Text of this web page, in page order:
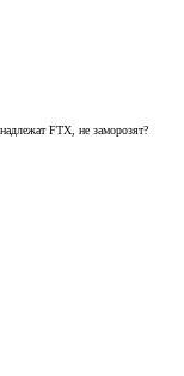
FTX, не заморозят?